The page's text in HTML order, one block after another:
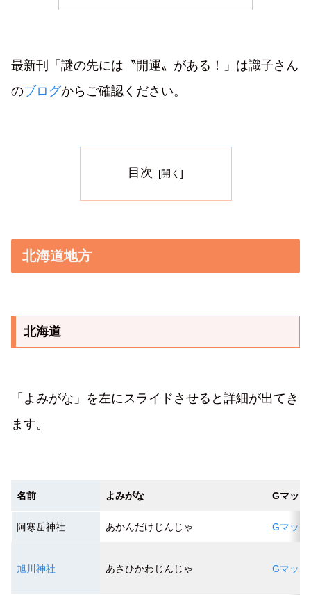
最新刊「謎の先には〝開運〟がある！」は識子さん
のブログからご確認ください。
目次
北海道地方
北海道
「よみがな」を左にスライドさせると詳細が出てき
ます。
名前 よみがな Gマップ
阿寒岳神社 あかんだけじんじゃ Gマップ
旭川神社 あさひかわじんじゃ Gマップ